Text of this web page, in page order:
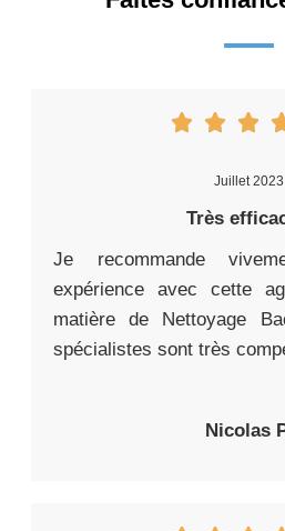
Juillet 2023
Très
Je recommande
expérience avec cette
matière de Nettoyage
spécialistes sont très
Nicolas